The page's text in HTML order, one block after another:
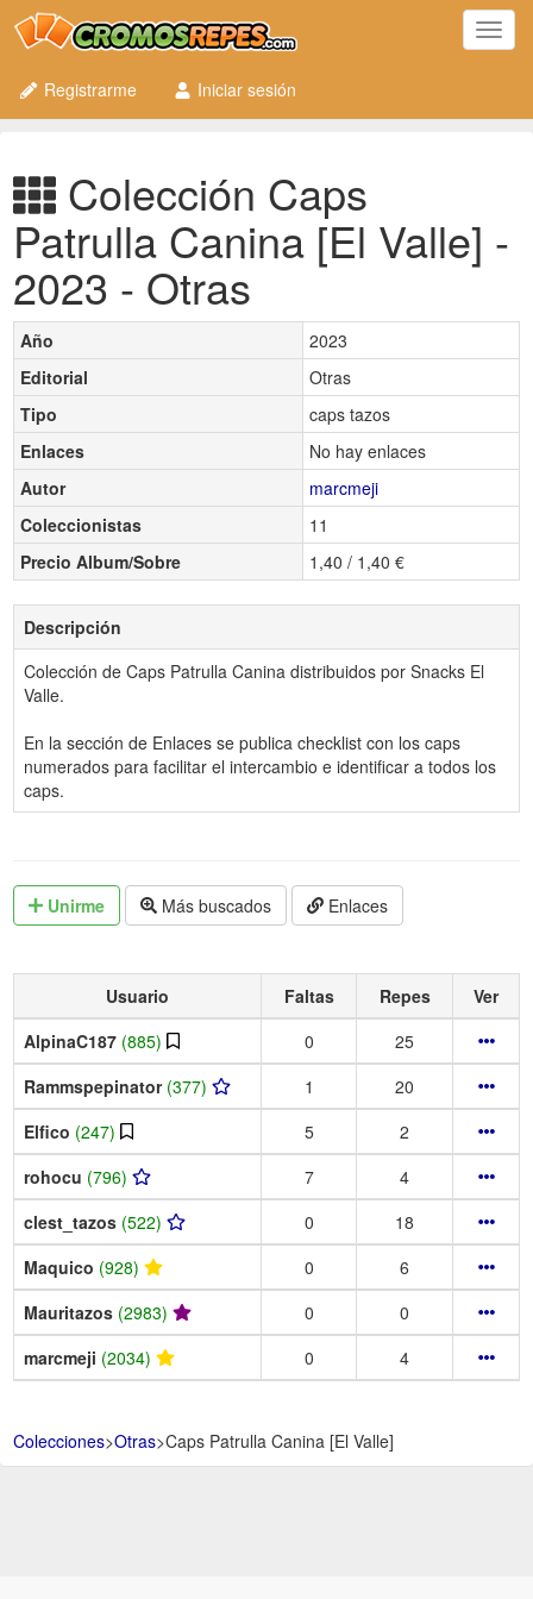
Registrarme
Iniciar sesión
Colección Caps
Patrulla Canina [El Valle] -
2023 - Otras
Año
2023
Editorial
Otras
Tipo
caps tazos
Enlaces
No hay enlaces
Autor
marcmeji
Coleccionistas
11
Precio Album/Sobre
1,40 / 1,40 €
Descripción
Colección de Caps Patrulla Canina distribuidos por Snacks El
Valle.
En la sección de Enlaces se publica checklist con los caps
numerados para facilitar el intercambio e identificar a todos los
caps.
Unirme Más buscados Enlaces
Usuario Faltas Repes
Ver
AlpinaC187 (885) 0
25
Rammspepinator (377) 1
20
Elfico (247) 5
2
rohocu (796) 7
4
clest_tazos (522) 0
18
Maquico (928) 0
6
Mauritazos (2983) 0
0
marcmeji (2034) 0 4
Colecciones>Otras>Caps Patrulla Canina [El Valle]